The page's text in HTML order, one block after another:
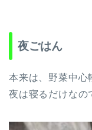
夜ごはん
本来は、野菜中心
夜は寝るだけなの